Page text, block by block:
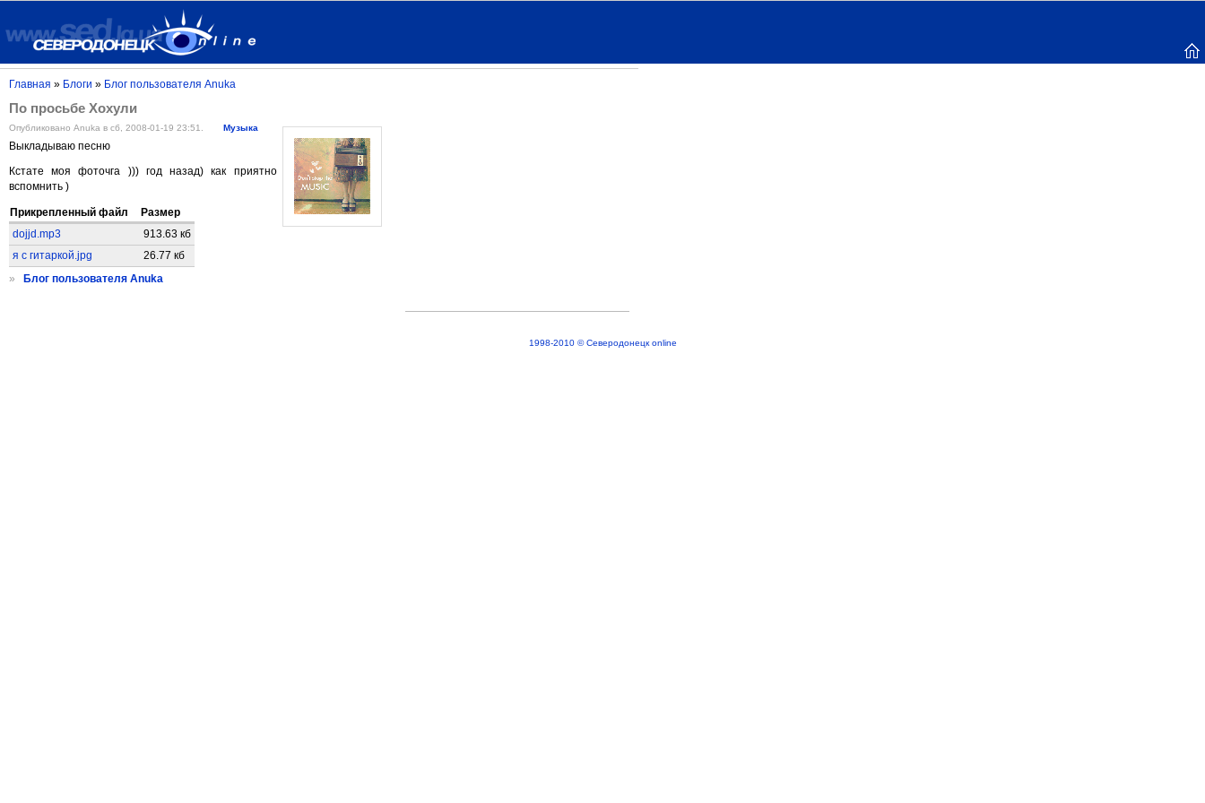
Главная » Блоги » Блог пользователя Anuka
По просьбе Хохули
Опубликовано Anuka в сб, 2008-01-19 23:51. Музыка
Выкладываю песню
Кстате моя фоточга ))) год назад) как приятно
вспомнить )
Прикрепленный файл
Размер
dojjd.mp3
913.63 кб
я с гитаркой.jpg
26.77 кб
»
Блог пользователя Anuka
1998-2010 © Северодонецк online